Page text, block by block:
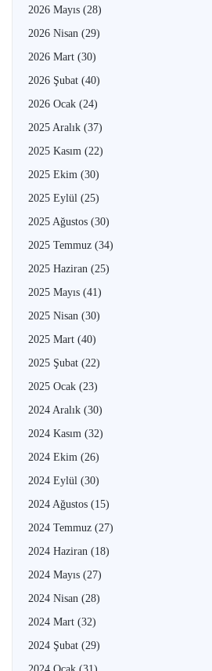
2026 Mayıs (28)
2026 Nisan (29)
2026 Mart (30)
2026 Şubat (40)
2026 Ocak (24)
2025 Aralık (37)
2025 Kasım (22)
2025 Ekim (30)
2025 Eylül (25)
2025 Ağustos (30)
2025 Temmuz (34)
2025 Haziran (25)
2025 Mayıs (41)
2025 Nisan (30)
2025 Mart (40)
2025 Şubat (22)
2025 Ocak (23)
2024 Aralık (30)
2024 Kasım (32)
2024 Ekim (26)
2024 Eylül (30)
2024 Ağustos (15)
2024 Temmuz (27)
2024 Haziran (18)
2024 Mayıs (27)
2024 Nisan (28)
2024 Mart (32)
2024 Şubat (29)